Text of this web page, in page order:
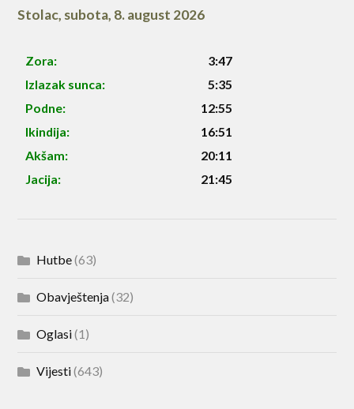
Stolac, subota, 8. august 2026
Zora:
3:47
Izlazak sunca:
5:35
Podne:
12:55
Ikindija:
16:51
Akšam:
20:11
Jacija:
21:45
Hutbe(63)
Obavještenja(32)
Oglasi(1)
Vijesti(643)